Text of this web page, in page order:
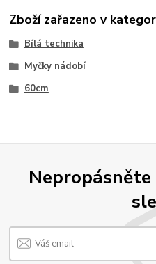
Zboží zařazeno v
Bílá technika
Myčky nádobí
60cm
Nepropásněte